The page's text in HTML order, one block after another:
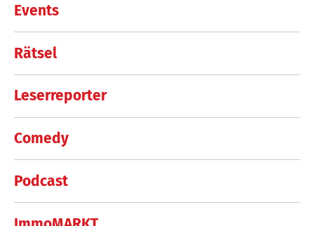
Events
Rätsel
Leserreporter
Comedy
Podcast